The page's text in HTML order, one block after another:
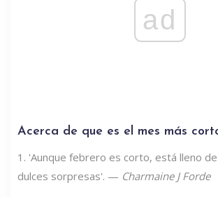
ad
Acerca de que es el mes más
1. 'Aunque febrero es corto, está lleno
dulces sorpresas'. — Charmaine J Forde